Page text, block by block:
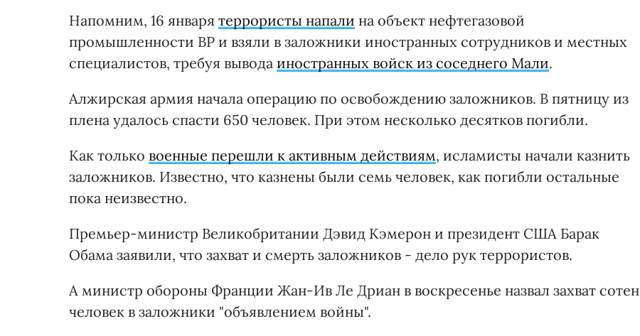
Напомним, 16 января террористы напали на объект нефтегазовой
промышленности BP и взяли в заложники иностранных сотрудников и местных
специалистов, требуя вывода иностранных войск из соседнего Мали.
Алжирская армия начала операцию по освобождению заложников. В пятницу из
плена удалось спасти 650 человек. При этом несколько десятков погибли.
Как только военные перешли к активным действиям, исламисты начали казнить
заложников. Известно, что казнены были семь человек, как погибли остальные
пока неизвестно.
Премьер-министр Великобритании Дэвид Кэмерон и президент США Барак
Обама заявили, что захват и смерть заложников - дело рук террористов.
А министр обороны Франции Жан-Ив Ле Дриан в воскресенье назвал захват сотен
человек в заложники "объявлением войны".